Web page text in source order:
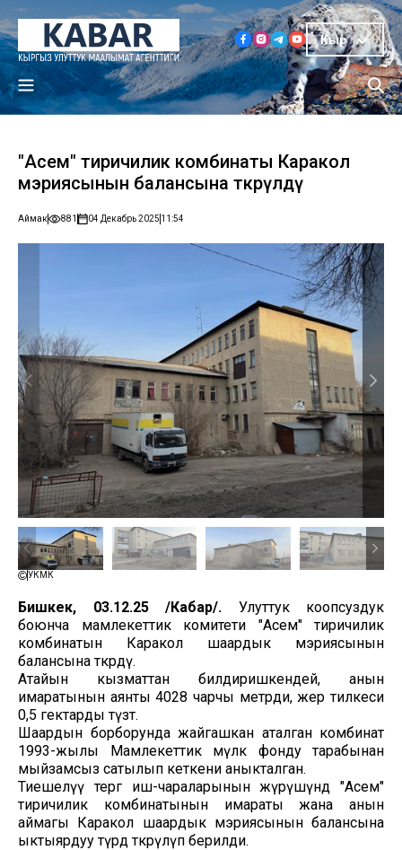
Кыр
"Асем" тиричилик комбинаты Каракол
мэриясынын балансына өткөрүлдү
Аймак 881 04 Декабрь 2025 11:54
УКМК
Бишкек, 03.12.25 /Кабар/. Улуттук коопсуздук
боюнча мамлекеттик комитети "Асем" тиричилик
комбинатын Каракол шаардык мэриясынын
балансына өткөрдү.
Атайын кызматтан билдиришкендей, анын
имаратынын аянты 4028 чарчы метрди, жер тилкеси
0,5 гектарды түзөт.
Шаардын борборунда жайгашкан аталган комбинат
1993-жылы Мамлекеттик мүлк фонду тарабынан
мыйзамсыз сатылып кеткени аныкталган.
Тиешелүү тергөө иш-чараларынын жүрүшүндө "Асем"
тиричилик комбинатынын имараты жана анын
аймагы Каракол шаардык мэриясынын балансына
ыктыярдуу түрдө өткөрүлүп берилди.